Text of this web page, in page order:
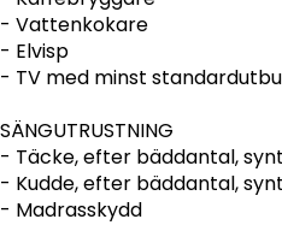
- Vattenkokare
- Elvisp
- TV med minst
SÄNGUTRUSTNING
- Täcke, efter bäddantal,
- Kudde, efter bäddantal,
- Madrasskydd